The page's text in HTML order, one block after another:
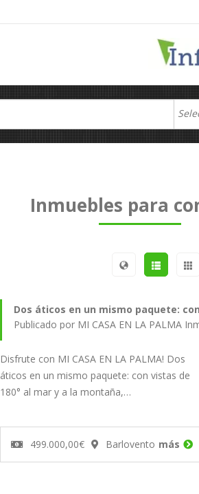
Inmuebles para
Dos áticos en un mismo paquete:
Publicado por MI CASA EN LA PALMA
Disfrute con MI CASA EN LA PALMA! Dos
áticos en un mismo paquete: con vistas de
180° al mar y a la montaña,…
499.000,00€ Barlovento más